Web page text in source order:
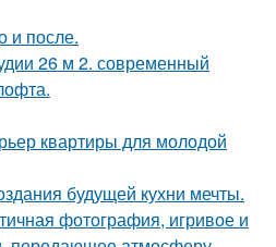
и после.
26 м 2. современный
квартиры для молодой
будущей кухни мечты.
фотография, игривое и